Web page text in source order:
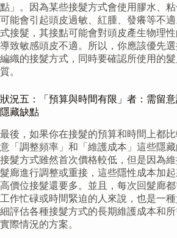
點」。因為某些接髮方式會使用膠水、
可能會引起頭皮過敏、紅腫、發癢等不
式接髮，其接點可能會對頭皮產生物理
導致敏感頭皮不適。所以，你應該優先
編織的接髮方式，同時要確認所使用的
質。
狀況五：「預算與時間有限」者：需留
隱藏缺點
最後，如果你在接髮的預算和時間上都
意「調整頻率」和「維護成本」這些隱
接髮方式雖然首次價格較低，但是因為
髮廊進行調整或重接，這些隱性成本加
高價位接髮還要多。並且，每次回髮廊
工作忙碌或時間緊迫的人來說，也是一
細評估各種接髮方式的長期維護成本和
實際情況的方案。